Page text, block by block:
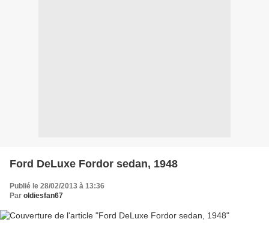
Ford DeLuxe Fordor sedan, 1948
Publié le 28/02/2013 à 13:36
Par oldiesfan67